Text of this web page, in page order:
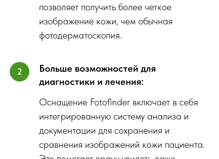
позволяет получить более четкое
изображение кожи, чем обычная
фотодерматоскопия.
Больше возможностей для
диагностики и лечения:
Оснащение Fotofinder включает в себя
интегрированную систему анализа и
документации для сохранения и
сравнения изображений кожи пациента.